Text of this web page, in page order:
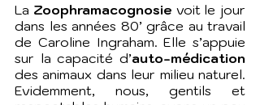
La Zoophramacognosie voit le jour
dans les années 80’ grâce au travail
de Caroline Ingraham. Elle s’appuie
sur la capacité d’auto-médication
des animaux dans leur milieu naturel.
Evidemment, nous, gentils et